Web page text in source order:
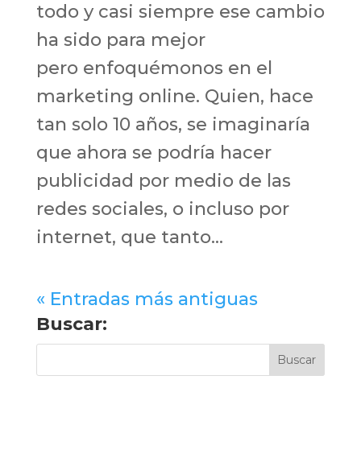
todo y casi siempre ese cambio
ha sido para mejor
pero enfoquémonos en el
marketing online. Quien, hace
tan solo 10 años, se imaginaría
que ahora se podría hacer
publicidad por medio de las
redes sociales, o incluso por
internet, que tanto...
« Entradas más antiguas
Buscar: